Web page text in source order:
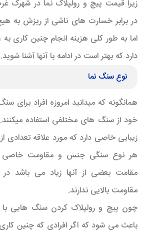
زیرا قیمت پیچ و رولپلاک نما در شهرک
در برابر خسارت های ناشی از ریزش به
اما به طور کلی هزینه انجام چنین کاری
دارد که بهتر است در ادامه با آنها آشنا شوید.
نوع سنگ نما
همانگونه که میدانید امروزه افراد برای
خود از سنگ های مختلفی استفاده
زیبایی خاصی دارد که مورد علاقه تعدادی
هر نوع سنگی جنس و مقاومت خاصی
مقامت بعضی از آنها زیاد می باشد
مقاومت بالایی ندارند.
چون پیچ و رولپلاک کردن سنگ هایی
باعث می شود که اگر افرادی که چنین